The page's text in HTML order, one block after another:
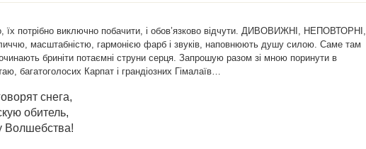
їх потрібно виключно побачити, і обов’язково відчути. ДИВОВИЖНІ, НЕПОВТОРНІ,
масштабністю, гармонією фарб і звуків, наповнюють душу силою. Саме там
бриніти потаємні струни серця. Запрошую разом зі мною поринути в
багатоголосих Карпат і грандіозних Гімалаїв…
снега,
обитель,
Волшебства!